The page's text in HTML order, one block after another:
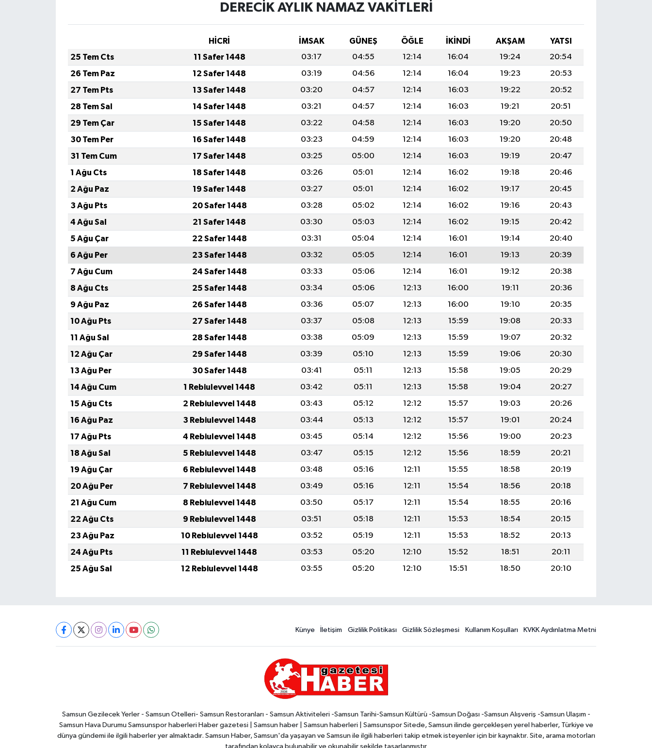
DERECİK AYLIK NAMAZ VAKITLERI
HİCRİ İMSAK GÜNEŞ ÖĞLE İKINDI AKŞAM
YATSI
25 Tem Cts
11 Safer 1448 03:17 04:55 12:14 16:04 19:24
20:54
26 Tem Paz
12 Safer 1448 03:19 04:56 12:14 16:04 19:23
20:53
27 Tem Pts
13 Safer 1448 03:20 04:57 12:14 16:03 19:22
20:52
28 Tem Sal
14 Safer 1448 03:21 04:57 12:14 16:03 19:21
20:51
29 Tem Çar
15 Safer 1448 03:22 04:58 12:14 16:03 19:20
20:50
30 Tem Per
16 Safer 1448 03:23 04:59 12:14 16:03 19:20
20:48
31 Tem Cum
17 Safer 1448 03:25 05:00 12:14 16:03 19:19
20:47
1 Ağu Cts
18 Safer 1448 03:26 05:01 12:14 16:02 19:18
20:46
2 Ağu Paz
19 Safer 1448 03:27 05:01 12:14 16:02 19:17
20:45
3 Ağu Pts
20 Safer 1448 03:28 05:02 12:14 16:02 19:16
20:43
4 Ağu Sal
21 Safer 1448 03:30 05:03 12:14 16:02 19:15
20:42
5 Ağu Çar
22 Safer 1448 03:31 05:04 12:14 16:01 19:14
20:40
6 Ağu Per
23 Safer 1448 03:32 05:05 12:14 16:01 19:13
20:39
7 Ağu Cum
24 Safer 1448 03:33 05:06 12:14 16:01 19:12
20:38
8 Ağu Cts
25 Safer 1448 03:34 05:06 12:13 16:00 19:11
20:36
9 Ağu Paz
26 Safer 1448 03:36 05:07 12:13 16:00 19:10
20:35
10 Ağu Pts
27 Safer 1448 03:37 05:08 12:13 15:59 19:08
20:33
11 Ağu Sal
28 Safer 1448 03:38 05:09 12:13 15:59 19:07
20:32
12 Ağu Çar
29 Safer 1448 03:39 05:10 12:13 15:59 19:06
20:30
13 Ağu Per
30 Safer 1448 03:41 05:11 12:13 15:58 19:05
20:29
14 Ağu Cum
1 Rebiulevvel 1448 03:42 05:11 12:13 15:58 19:04
20:27
15 Ağu Cts
2 Rebiulevvel 1448 03:43 05:12 12:12 15:57 19:03
20:26
16 Ağu Paz
3 Rebiulevvel 1448 03:44 05:13 12:12 15:57 19:01
20:24
17 Ağu Pts
4 Rebiulevvel 1448 03:45 05:14 12:12 15:56 19:00
20:23
18 Ağu Sal
5 Rebiulevvel 1448 03:47 05:15 12:12 15:56 18:59
20:21
19 Ağu Çar
6 Rebiulevvel 1448 03:48 05:16 12:11 15:55 18:58
20:19
20 Ağu Per
7 Rebiulevvel 1448 03:49 05:16 12:11 15:54 18:56
20:18
21 Ağu Cum
8 Rebiulevvel 1448 03:50 05:17 12:11 15:54 18:55
20:16
22 Ağu Cts
9 Rebiulevvel 1448 03:51 05:18 12:11 15:53 18:54
20:15
23 Ağu Paz
10 Rebiulevvel 1448 03:52 05:19 12:11 15:53 18:52
20:13
24 Ağu Pts
11 Rebiulevvel 1448 03:53 05:20 12:10 15:52 18:51
20:11
25 Ağu Sal
12 Rebiulevvel 1448 03:55 05:20 12:10 15:51 18:50 20:10
Künye İletişim Gizlilik Politikası Gizlilik Sözleşmesi Kullanım Koşulları KVKK Aydınlatma Metni
Samsun Gezilecek Yerler - Samsun Otelleri- Samsun Restoranları - Samsun Aktiviteleri -Samsun Tarihi-Samsun Kültürü -Samsun Doğası -Samsun Alışveriş -Samsun Ulaşım -
Samsun Hava Durumu Samsunspor haberleri Haber gazetesi | Samsun haber | Samsun haberleri | Samsunspor Sitede, Samsun ilinde gerçekleşen yerel haberler, Türkiye ve
dünya gündemi ile ilgili haberler yer almaktadır. Samsun Haber, Samsun'da yaşayan ve Samsun ile ilgili haberleri takip etmek isteyenler için bir kaynaktır. Site, arama motorları
tarafından kolayca bulunabilir ve okunabilir şekilde tasarlanmıştır